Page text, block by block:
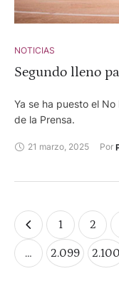
NOTICIAS
Segundo lleno
Ya se ha puesto el
de la Prensa.
21 marzo, 2025 Por
1 2
… 2.099 2.100